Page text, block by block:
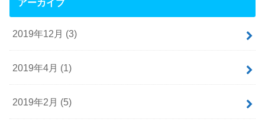
アーカイブ
2019年12月 (3)
2019年4月 (1)
2019年2月 (5)